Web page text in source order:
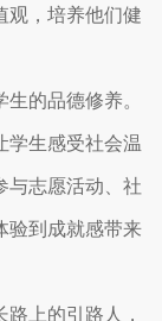
观，培养他们健
的品德修养。
学生感受社会温
与志愿活动、社
验到成就感带来
上的引路人，